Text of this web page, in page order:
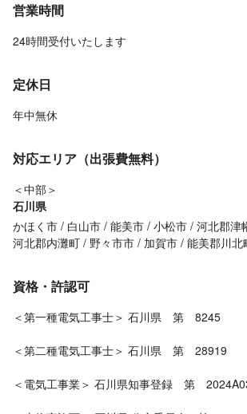
営業時間
24時間受付いたします
定休日
年中無休
対応エリア（出張費無料）
＜中部＞
石川県
かほく市
白山市 能美市 小松市 河北郡津
河北郡内灘町 野々市市 加賀市 能美郡川北
資格・許認可
＜第一種電気工事士＞ 石川県 第 8245
＜第二種電気工事士＞ 石川県 第 28919
＜電気工事業＞ 石川県知事登録 第